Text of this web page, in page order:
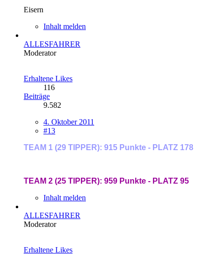
Eisern
Inhalt melden
ALLESFAHRER
Moderator
Erhaltene Likes
116
Beiträge
9.582
4. Oktober 2011
#13
TEAM 1 (29 TIPPER): 915 Punkte - PLATZ 178
TEAM 2 (25 TIPPER): 959 Punkte - PLATZ 95
Inhalt melden
ALLESFAHRER
Moderator
Erhaltene Likes